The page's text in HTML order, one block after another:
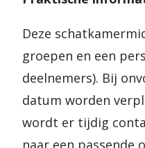
Deze
groepen en een
deelnemers). Bij
datum worden
wordt er tijdig
naar een passende